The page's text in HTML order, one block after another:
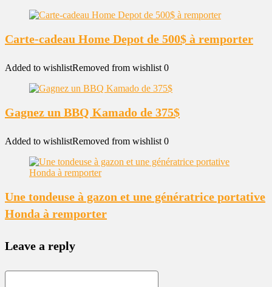
Carte-cadeau Home Depot de 500$ à remporter
Added to wishlistRemoved from wishlist 0
Gagnez un BBQ Kamado de 375$
Added to wishlistRemoved from wishlist 0
Une tondeuse à gazon et une génératrice portative
Honda à remporter
Leave a reply